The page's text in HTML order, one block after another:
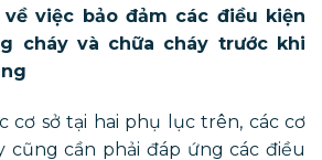
việc bảo đảm các điều kiện
cháy và chữa cháy trước khi
cơ sở tại hai phụ lục trên, các cơ
cũng cần phải đáp ứng các điều